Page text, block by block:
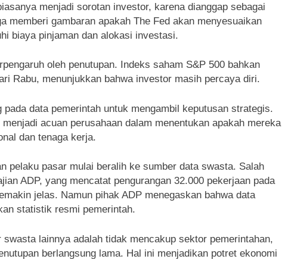
menjadi sorotan investor, karena dianggap sebagai
memberi gambaran apakah The Fed akan menyesuaikan
biaya pinjaman dan alokasi investasi.
oleh penutupan. Indeks saham S&P 500 bahkan
Rabu, menunjukkan bahwa investor masih percaya diri.
data pemerintah untuk mengambil keputusan strategis.
acuan perusahaan dalam menentukan apakah mereka
dan tenaga kerja.
pelaku pasar mulai beralih ke sumber data swasta. Salah
ADP, yang mencatat pengurangan 32.000 pekerjaan pada
jelas. Namun pihak ADP menegaskan bahwa data
statistik resmi pemerintah.
lainnya adalah tidak mencakup sektor pemerintahan,
berlangsung lama. Hal ini menjadikan potret ekonomi